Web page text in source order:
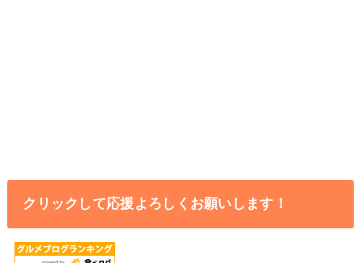
クリックして応援よろしくお願いします！